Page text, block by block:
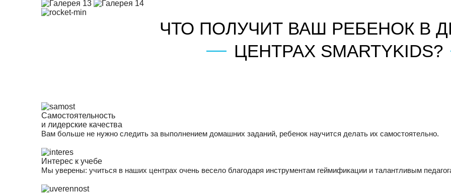
ЧТО ПОЛУЧИТ ВАШ РЕБЕНОК В
ЦЕНТРАХ SMARTYKIDS?
Самостоятельность
и лидерские качества
Вам больше не нужно следить за выполнением домашних заданий, ребенок научится делать их самостоятельно.
Интерес к учебе
Мы уверены: учиться в наших центрах очень весело благодаря инструментам геймификации и талантливым